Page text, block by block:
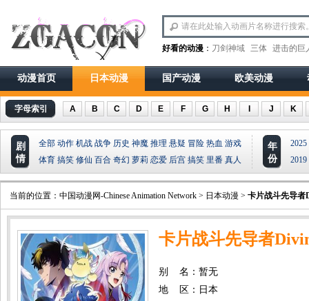
好看的动漫 ： 刀剑神域 三体 进击的巨
动漫首页 日本动漫 国产动漫 欧美动漫
字母索引 A B C D E F G H J K
剧
情
全部 动作 机战 战争 历史 神魔 推理 悬疑 冒险 热血 游戏
体育 搞笑 修仙 百合 奇幻 萝莉 恋爱 后宫 搞笑 里番 真人
年
份
2025
2019
当前的位置： 中国动漫网-Chinese Animation Network > 日本动漫 > 卡片战斗先导者
卡片战斗先导者
别 名：暂无
地 区：日本